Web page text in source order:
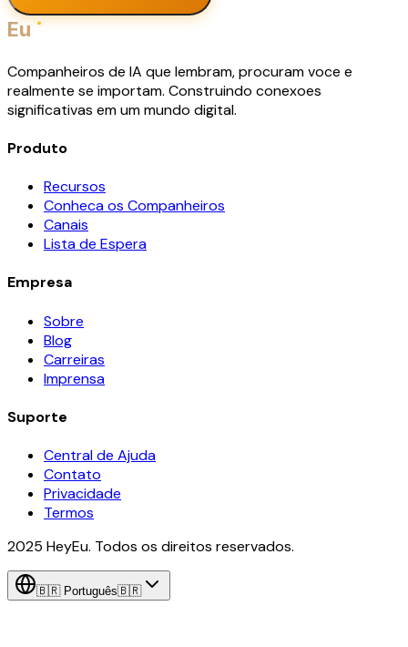
Eu
Companheiros de IA que lembram, procuram voce e
realmente se importam. Construindo conexoes
significativas em um mundo digital.
Produto
Recursos
Conheca os Companheiros
Canais
Lista de Espera
Empresa
Sobre
Blog
Carreiras
Imprensa
Suporte
Central de Ajuda
Contato
Privacidade
Termos
2025 HeyEu. Todos os direitos reservados.
🇧🇷 Português🇧🇷